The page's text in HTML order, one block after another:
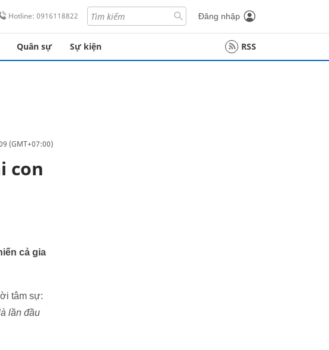
Hotline: 0916118822 Đăng nhập
Quân sự Sự kiện RSS
(GMT+07:00)
con
cả gia
tâm sự:
lần đầu